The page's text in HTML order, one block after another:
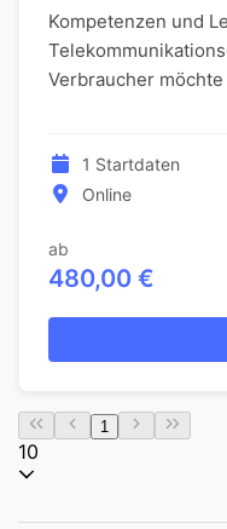
Kompetenzen und
Verbraucher
1 Startdaten
Online
ab
480,00 €
1
10